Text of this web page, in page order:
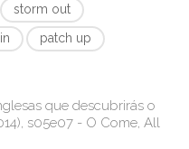
storm out
patch up
que descubrirás o
s05e07 - O Come, All